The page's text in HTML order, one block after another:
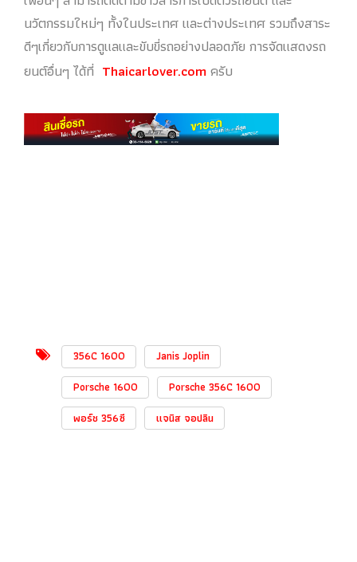
นวัตกรรมใหม่ๆ ทั้งในประเทศ และต่างประเทศ รวมถึงสาระ
ดีๆเกี่ยวกับการดูแลและขับขี่รถอย่างปลอดภัย การจัดแสดงรถ
ยนต์อื่นๆ ได้ที่ Thaicarlover.comครับ
356C 1600
Janis Joplin
Porsche 1600
Porsche 356C 1600
พอร์ช 356ซี
แจนิส จอปลิน